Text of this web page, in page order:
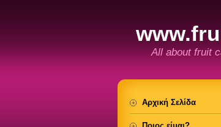
All about fruit
Αρχική Σελίδα